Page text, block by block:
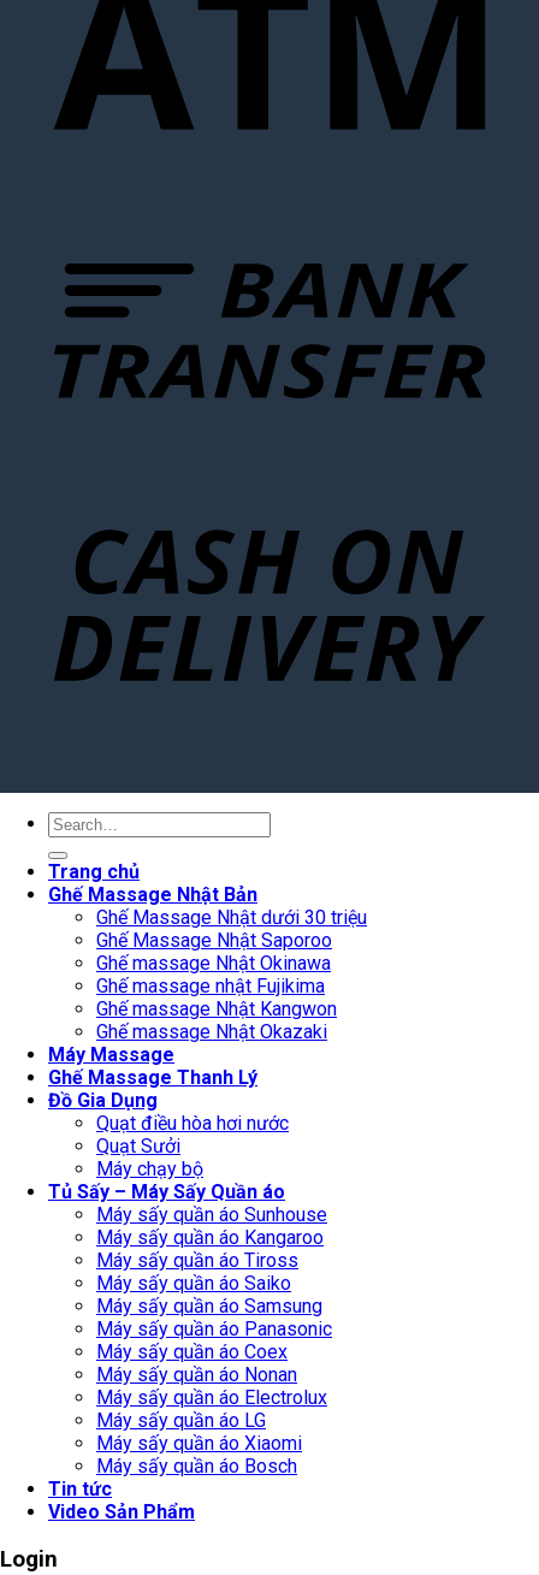
Search
for:
Trang chủ
Ghế Massage Nhật Bản
Ghế Massage Nhật dưới 30 triệu
Ghế Massage Nhật Saporoo
Ghế massage Nhật Okinawa
Ghế massage nhật Fujikima
Ghế massage Nhật Kangwon
Ghế massage Nhật Okazaki
Máy Massage
Ghế Massage Thanh Lý
Đồ Gia Dụng
Quạt điều hòa hơi nước
Quạt Sưởi
Máy chạy bộ
Tủ Sấy – Máy Sấy Quần áo
Máy sấy quần áo Sunhouse
Máy sấy quần áo Kangaroo
Máy sấy quần áo Tiross
Máy sấy quần áo Saiko
Máy sấy quần áo Samsung
Máy sấy quần áo Panasonic
Máy sấy quần áo Coex
Máy sấy quần áo Nonan
Máy sấy quần áo Electrolux
Máy sấy quần áo LG
Máy sấy quần áo Xiaomi
Máy sấy quần áo Bosch
Tin tức
Video Sản Phẩm
Login